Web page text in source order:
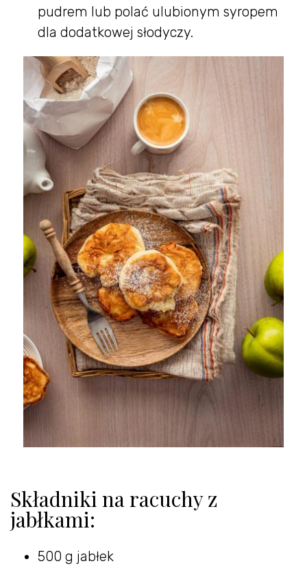
pudrem lub polać ulubionym syropem
dla dodatkowej słodyczy.
Składniki na racuchy z
jabłkami:
500 g jabłek